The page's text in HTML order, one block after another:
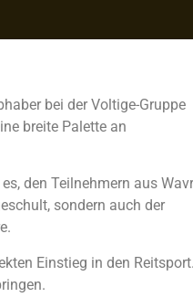
bei der Voltige-Gruppe
breite Palette an
den Teilnehmern aus
sondern auch der
Einstieg in den Reitsport.